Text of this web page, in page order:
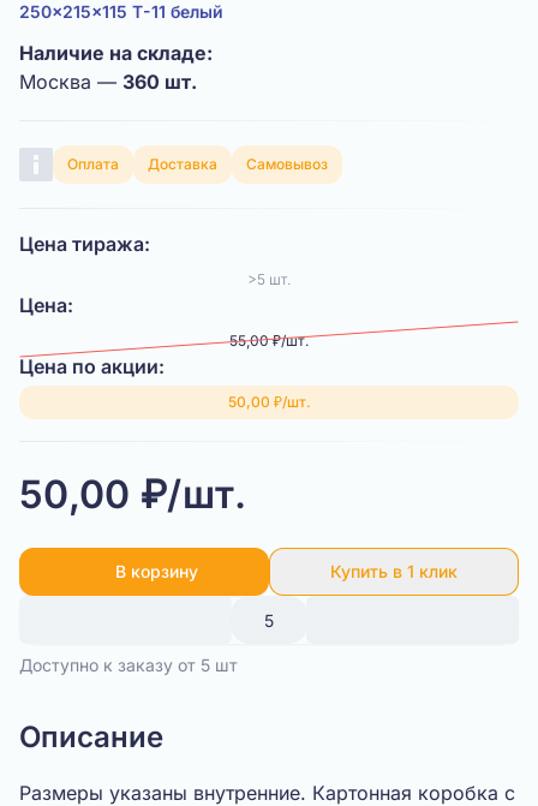
250x215x115 Т-11 белый
Наличие на складе:
Москва — 360 шт.
Оплата Доставка Самовывоз
Цена тиража:
>5 шт.
Цена:
55,00 ₽/шт.
Цена по акции:
50,00 ₽/шт.
50,00 ₽/шт.
В корзину Купить в 1 клик
Доступно к заказу от 5 шт
Описание
Размеры указаны внутренние. Картонная коробка с